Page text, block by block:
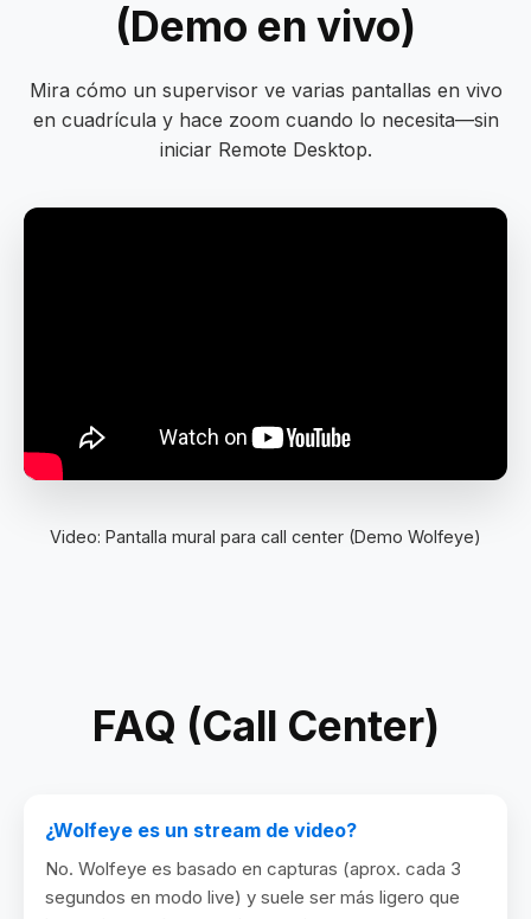
(Demo en vivo)
Mira cómo un supervisor ve varias pantallas en vivo
en cuadrícula y hace zoom cuando lo necesita—sin
iniciar Remote Desktop.
Video: Pantalla mural para call center (Demo Wolfeye)
FAQ (Call Center)
¿Wolfeye es un stream de video?
No. Wolfeye es basado en capturas (aprox. cada 3
segundos en modo live) y suele ser más ligero que